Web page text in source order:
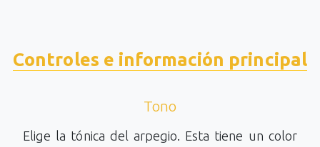
Controles e información principal
Tono
Elige la tónica del arpegio. Esta tiene un color